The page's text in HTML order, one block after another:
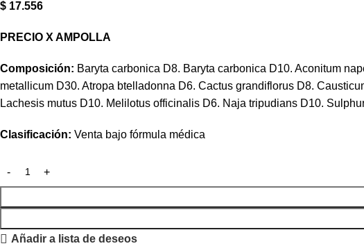
$ 17.556
PRECIO X AMPOLLA
Composición: Baryta carbonica D8. Baryta carbonica D10. Aconitum
metallicum D30. Atropa btelladonna D6. Cactus grandiflorus D8.
Lachesis mutus D10. Melilotus officinalis D6. Naja tripudians D10.
Clasificación: Venta bajo fórmula médica
Añadir a lista de deseos